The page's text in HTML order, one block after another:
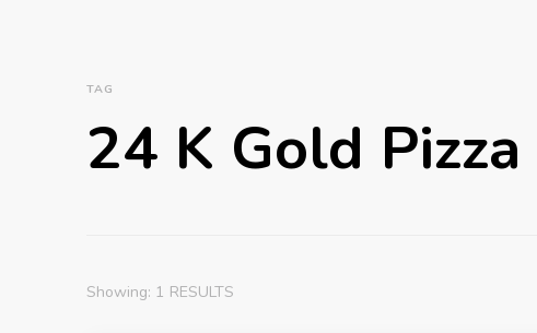
TAG
24 K Gold Pizza
Showing: 1 RESULTS